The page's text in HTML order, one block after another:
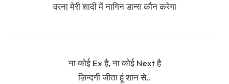
वरना मेरी शादी में नागिन डान्स कौन करेगा
ना कोई Ex है, ना कोई Next है
ज़िन्दगी जीता हूं शान से..